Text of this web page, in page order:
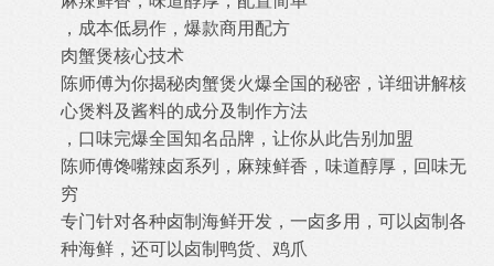
，成本低易作，爆款商用配方
肉蟹煲核心技术
陈师傅为你揭秘肉蟹煲火爆全国的秘密，详细讲解核
心煲料及酱料的成分及制作方法
，口味完爆全国知名品牌，让你从此告别加盟
陈师傅馋嘴辣卤系列，麻辣鲜香，味道醇厚，回味无
穷
专门针对各种卤制海鲜开发，一卤多用，可以卤制各
种海鲜，还可以卤制鸭货、鸡爪